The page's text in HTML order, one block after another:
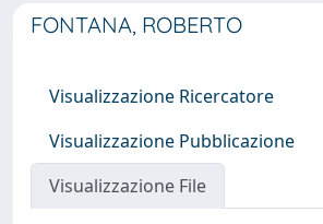
FONTANA, ROBERTO
Visualizzazione Ricercatore
Visualizzazione Pubblicazione
Visualizzazione File